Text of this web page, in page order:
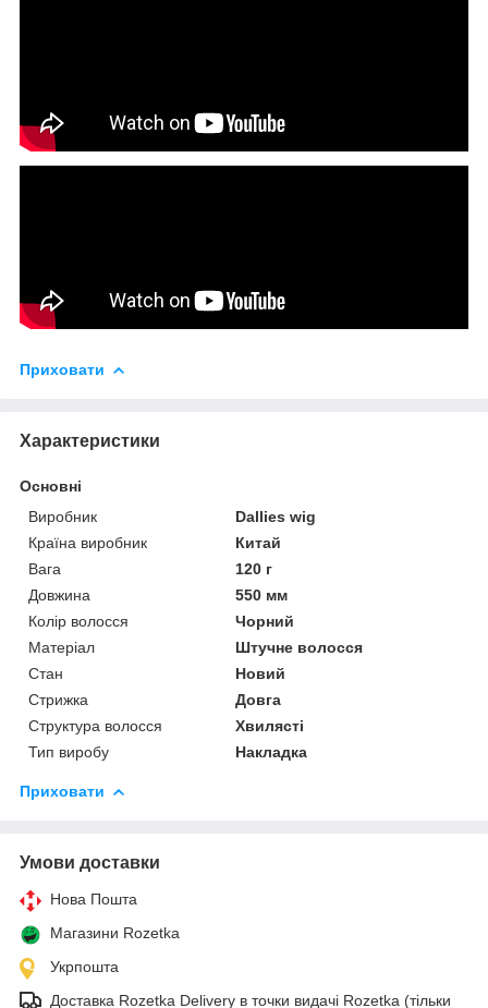
Приховати
Характеристики
Основні
Виробник
Dallies wig
Країна виробник
Китай
Вага
120 г
Довжина
550 мм
Колір волосся
Чорний
Матеріал
Штучне волосся
Стан
Новий
Стрижка
Довга
Структура волосся
Хвилясті
Тип виробу
Накладка
Приховати
Умови доставки
Нова Пошта
Магазини Rozetka
Укрпошта
Доставка Rozetka Delivery в точки видачі Rozetka (тільки